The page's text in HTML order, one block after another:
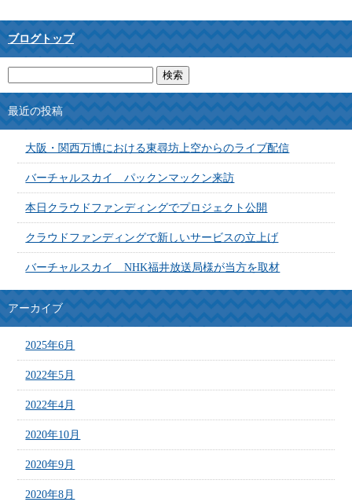
ブログトップ
最近の投稿
大阪・関西万博における東尋坊上空からのライブ配信
バーチャルスカイ パックンマックン来訪
本日クラウドファンディングでプロジェクト公開
クラウドファンディングで新しいサービスの立上げ
バーチャルスカイ NHK福井放送局様が当方を取材
アーカイブ
2025年6月
2022年5月
2022年4月
2020年10月
2020年9月
2020年8月